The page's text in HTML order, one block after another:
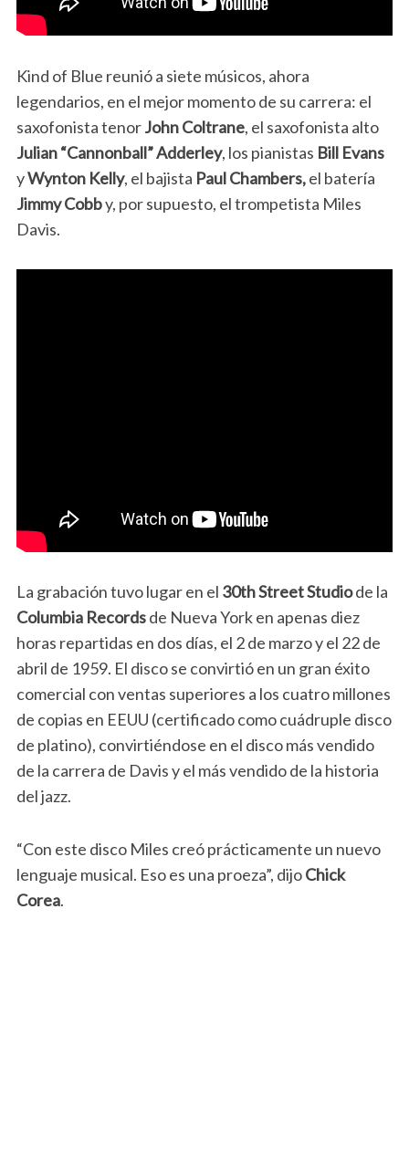
Kind of Blue reunió a siete músicos, ahora
legendarios, en el mejor momento de su carrera: el
saxofonista tenorJohn Coltrane, el saxofonista alto
Julian “Cannonball” Adderley, los pianistas Bill Evans
yWynton Kelly, el bajista Paul Chambers,el batería
Jimmy Cobby, por supuesto, el trompetista Miles
Davis.
La grabación tuvo lugar en el 30th Street Studiode la
Columbia Recordsde Nueva York en apenas diez
horas repartidas en dos días, el 2 de marzo y el 22 de
abril de 1959. El disco se convirtió en un gran éxito
comercial con ventas superiores a los cuatro millones
de copias en EEUU (certificado como cuádruple disco
de platino), convirtiéndose en el disco más vendido
de la carrera de Davis y el más vendido de la historia
del jazz.
“Con este disco Miles creó prácticamente un nuevo
lenguaje musical. Eso es una proeza”, dijoChick
Corea.